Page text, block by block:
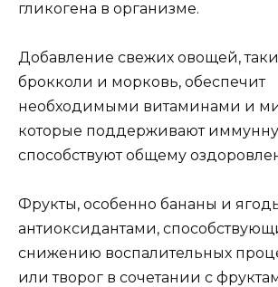
гликогена в организме.
Добавление свежих овощей,
брокколи и морковь, обеспечит
необходимыми витаминами и
которые поддерживают
способствуют общему
Фрукты, особенно бананы и
антиоксидантами,
снижению воспалительных
или творог в сочетании с